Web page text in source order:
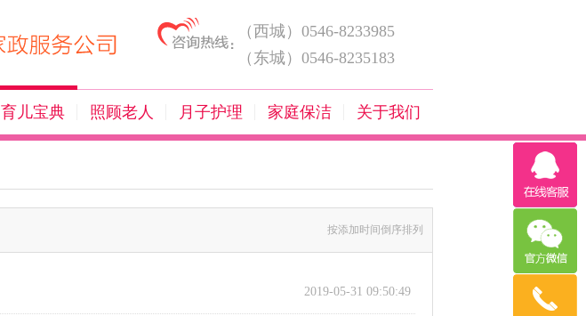
（西城）0546-8233985
（东城）0546-8235183
育儿宝典 照顾老人 月子护理 家庭保洁 关于我们
按添加时间倒序排列
2019-05-31 09:50:49